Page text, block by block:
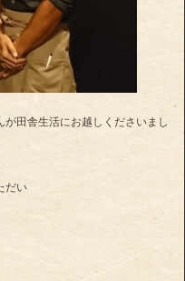
田舎生活にお越しくださいまし
だい